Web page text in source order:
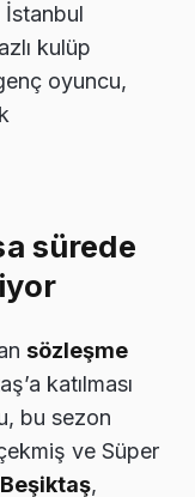
İstanbul
kulüp
oyuncu,
sürede
sözleşme
katılması
bu sezon
ve Süper
Beşiktaş,